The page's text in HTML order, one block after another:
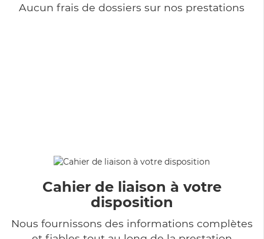
Aucun frais de dossiers sur nos prestations
Cahier de liaison à votre
disposition
Nous fournissons des informations complètes